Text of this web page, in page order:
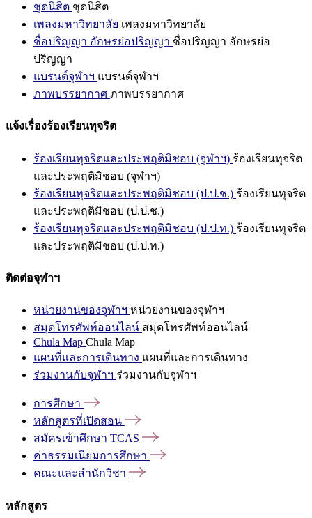
ชุดนิสิต ชุดนิสิต
เพลงมหาวิทยาลัย เพลงมหาวิทยาลัย
ชื่อปริญญา อักษรย่อปริญญา ชื่อปริญญา อักษรย่อ
ปริญญา
แบรนด์จุฬาฯ แบรนด์จุฬาฯ
ภาพบรรยากาศ ภาพบรรยากาศ
แจ้งเรื่องร้องเรียนทุจริต
ร้องเรียนทุจริตและประพฤติมิชอบ (จุฬาฯ) ร้องเรียนทุจริต
และประพฤติมิชอบ (จุฬาฯ)
ร้องเรียนทุจริตและประพฤติมิชอบ (ป.ป.ช.) ร้องเรียนทุจริต
และประพฤติมิชอบ (ป.ป.ช.)
ร้องเรียนทุจริตและประพฤติมิชอบ (ป.ป.ท.) ร้องเรียนทุจริต
และประพฤติมิชอบ (ป.ป.ท.)
ติดต่อจุฬาฯ
หน่วยงานของจุฬาฯ หน่วยงานของจุฬาฯ
สมุดโทรศัพท์ออนไลน์ สมุดโทรศัพท์ออนไลน์
Chula Map Chula Map
แผนที่และการเดินทาง แผนที่และการเดินทาง
ร่วมงานกับจุฬาฯ ร่วมงานกับจุฬาฯ
การศึกษา
หลักสูตรที่เปิดสอน
สมัครเข้าศึกษา TCAS
ค่าธรรมเนียมการศึกษา
คณะและสำนักวิชา
หลักสูตร